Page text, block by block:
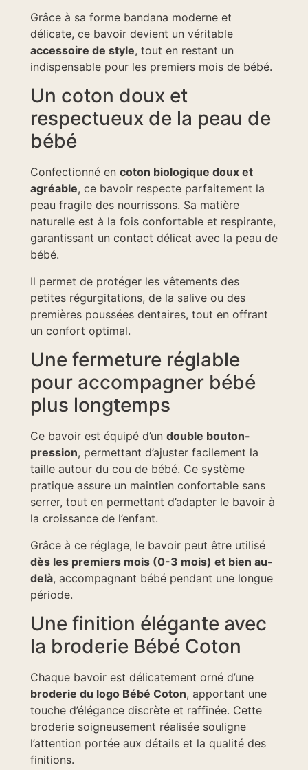
Grâce à sa forme bandana moderne et
délicate, ce bavoir devient un véritable
accessoire de style, tout en restant un
indispensable pour les premiers mois de bébé.
Un coton doux et
respectueux de la peau de
bébé
Confectionné en coton biologique doux et
agréable, ce bavoir respecte parfaitement la
peau fragile des nourrissons. Sa matière
naturelle est à la fois confortable et respirante,
garantissant un contact délicat avec la peau de
bébé.
Il permet de protéger les vêtements des
petites régurgitations, de la salive ou des
premières poussées dentaires, tout en offrant
un confort optimal.
Une fermeture réglable
pour accompagner bébé
plus longtemps
Ce bavoir est équipé d’un double bouton-
pression, permettant d’ajuster facilement la
taille autour du cou de bébé. Ce système
pratique assure un maintien confortable sans
serrer, tout en permettant d’adapter le bavoir à
la croissance de l’enfant.
Grâce à ce réglage, le bavoir peut être utilisé
dès les premiers mois (0-3 mois) et bien au-
delà, accompagnant bébé pendant une longue
période.
Une finition élégante avec
la broderie Bébé Coton
Chaque bavoir est délicatement orné d’une
broderie du logo Bébé Coton, apportant une
touche d’élégance discrète et raffinée. Cette
broderie soigneusement réalisée souligne
l’attention portée aux détails et la qualité des
finitions.